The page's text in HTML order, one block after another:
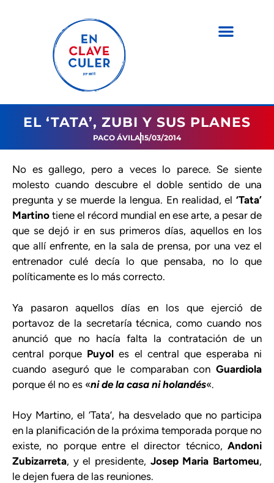
EL ‘TATA’, ZUBI Y SUS PLANES
PACO ÁVILA15/03/2014
No es gallego, pero a veces lo parece. Se siente
molesto cuando descubre el doble sentido de una
pregunta y se muerde la lengua. En realidad, el ‘Tata’
Martino tiene el récord mundial en ese arte, a pesar de
que se dejó ir en sus primeros días, aquellos en los
que allí enfrente, en la sala de prensa, por una vez el
entrenador culé decía lo que pensaba, no lo que
políticamente es lo más correcto.
Ya pasaron aquellos días en los que ejerció de
portavoz de la secretaría técnica, como cuando nos
anunció que no hacía falta la contratación de un
central porque Puyol es el central que esperaba ni
cuando aseguró que le comparaban con Guardiola
porque él no es «ni de la casa ni holandés«.
Hoy Martino, el ‘Tata’, ha desvelado que no participa
en la planificación de la próxima temporada porque no
existe, no porque entre el director técnico, Andoni
Zubizarreta, y el presidente, Josep Maria Bartomeu,
le dejen fuera de las reuniones.